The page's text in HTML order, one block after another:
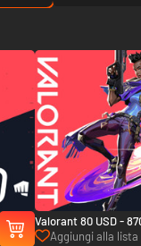
Valorant 80 USD -
Aggiungi alla lista